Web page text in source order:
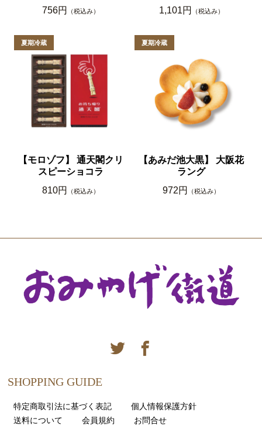
756円
（税込み）
1,101円
（税込み）
【モロゾフ】 通天閣クリ
スピーショコラ
810円
（税込み）
【あみだ池大黒】 大阪花
ラング
972円
（税込み）
SHOPPING GUIDE
特定商取引法に基づく表記
個人情報保護方針
送料について
会員規約 お問合せ